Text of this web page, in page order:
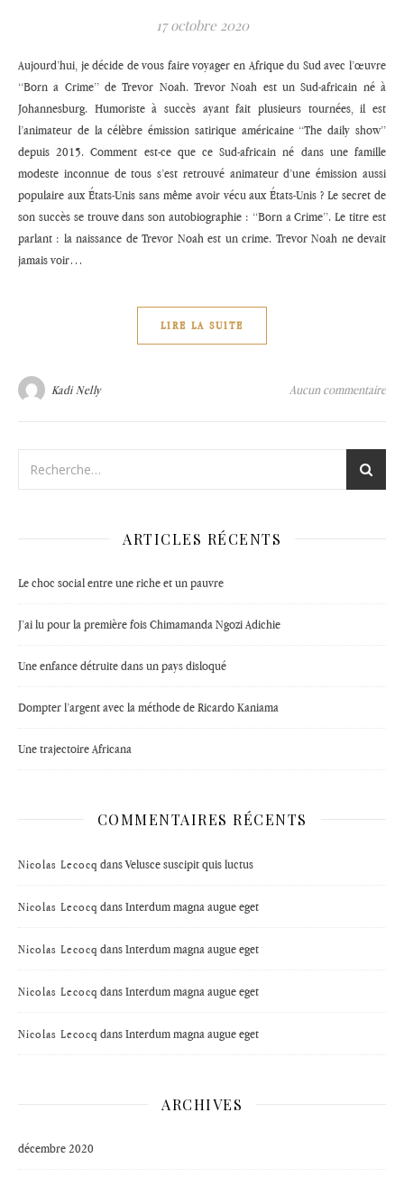
17 octobre 2020
Aujourd’hui, je décide de vous faire voyager en Afrique du Sud avec l’œuvre
‘‘Born a Crime’’ de Trevor Noah. Trevor Noah est un Sud-africain né à
Johannesburg. Humoriste à succès ayant fait plusieurs tournées, il est
l’animateur de la célèbre émission satirique américaine ‘‘The daily show’’
depuis 2015. Comment est-ce que ce Sud-africain né dans une famille
modeste inconnue de tous s’est retrouvé animateur d’une émission aussi
populaire aux États-Unis sans même avoir vécu aux États-Unis ? Le secret de
son succès se trouve dans son autobiographie : ‘‘Born a Crime’’. Le titre est
parlant : la naissance de Trevor Noah est un crime. Trevor Noah ne devait
jamais voir…
LIRE LA SUITE
Kadi Nelly Aucun commentaire
ARTICLES RÉCENTS
Le choc social entre une riche et un pauvre
J’ai lu pour la première fois Chimamanda Ngozi Adichie
Une enfance détruite dans un pays disloqué
Dompter l’argent avec la méthode de Ricardo Kaniama
Une trajectoire Africana
COMMENTAIRES RÉCENTS
Nicolas Lecocq dansVelusce suscipit quis luctus
Nicolas Lecocq dansInterdum magna augue eget
Nicolas Lecocq dansInterdum magna augue eget
Nicolas Lecocq dansInterdum magna augue eget
Nicolas Lecocq dansInterdum magna augue eget
ARCHIVES
décembre 2020